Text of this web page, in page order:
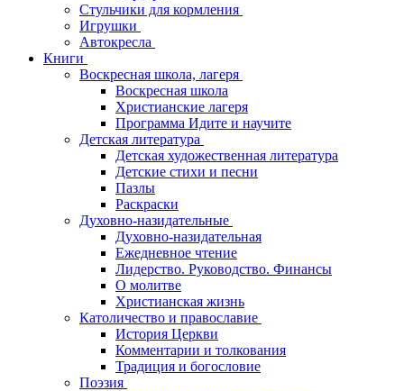
Стульчики для кормления
Игрушки
Автокресла
Книги
Воскресная школа, лагеря
Воскресная школа
Христианские лагеря
Программа Идите и научите
Детская литература
Детская художественная литература
Детские стихи и песни
Пазлы
Раскраски
Духовно-назидательные
Духовно-назидательная
Ежедневное чтение
Лидерство. Руководство. Финансы
О молитве
Христианская жизнь
Католичество и православие
История Церкви
Комментарии и толкования
Традиция и богословие
Поэзия